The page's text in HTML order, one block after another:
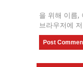
을 위해 이름,
브라우저에